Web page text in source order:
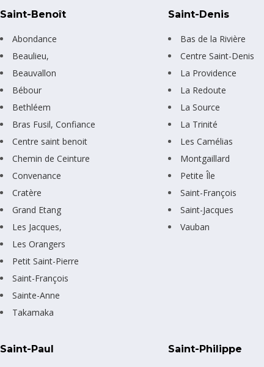
Saint-Benoît
Abondance
Beaulieu,
Beauvallon
Bébour
Bethléem
Bras Fusil, Confiance
Centre saint benoit
Chemin de Ceinture
Convenance
Cratère
Grand Etang
Les Jacques,
Les Orangers
Petit Saint-Pierre
Saint-François
Sainte-Anne
Takamaka
Saint-Denis
Bas de la Rivière
Centre Saint-Denis
La Providence
La Redoute
La Source
La Trinité
Les Camélias
Montgaillard
Petite Île
Saint-François
Saint-Jacques
Vauban
Saint-Paul Saint-Philippe